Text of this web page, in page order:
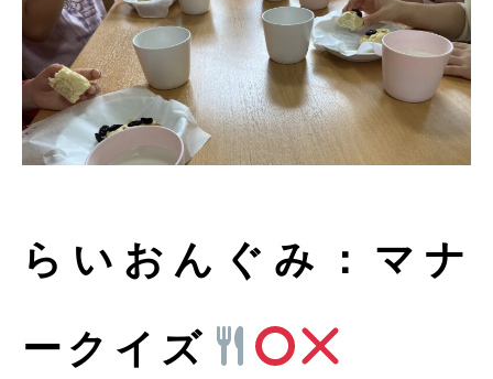
らいおんぐみ：マナ
ークイズ